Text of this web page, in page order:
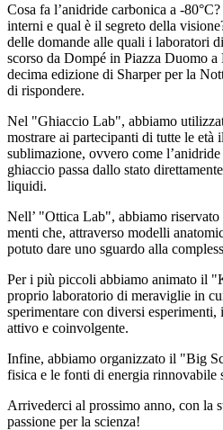
Cosa fa l’anidride carbonica a -
interni e qual è il segreto della
delle domande alle quali i laboratori
scorso da Dompé in Piazza Duomo
decima edizione di Sharper per la
di rispondere.
Nel "Ghiaccio Lab", abbiamo
mostrare ai partecipanti di tutte le età
sublimazione, ovvero come
ghiaccio passa dallo stato
liquidi.
Nell’ "Ottica Lab", abbiamo
menti che, attraverso modelli
potuto dare uno sguardo alla
Per i più piccoli abbiamo animato il
proprio laboratorio di meraviglie in
sperimentare con diversi
attivo e coinvolgente.
Infine, abbiamo organizzato il "Big
fisica e le fonti di energia rinnovabile
Arrivederci al prossimo anno, con la
passione per la scienza!